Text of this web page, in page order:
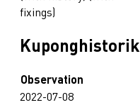
fixings)
Kuponghistorik
Observation
2022-07-08